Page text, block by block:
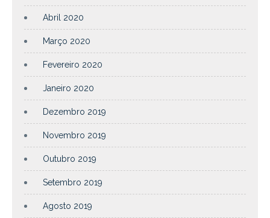
Abril 2020
Março 2020
Fevereiro 2020
Janeiro 2020
Dezembro 2019
Novembro 2019
Outubro 2019
Setembro 2019
Agosto 2019